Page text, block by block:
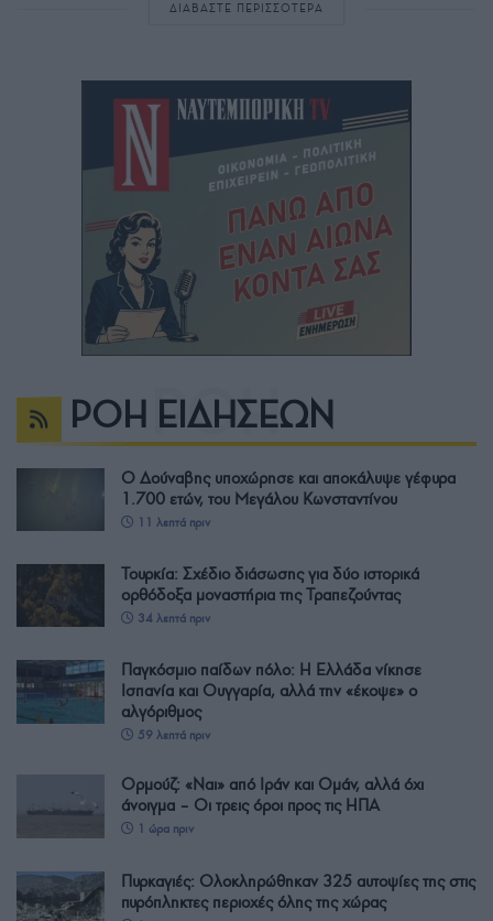
ΔΙΑΒΑΣΤΕ ΠΕΡΙΣΣΟΤΕΡΑ
ΡΟΗ ΕΙΔΗΣΕΩΝ
Ο Δούναβης υποχώρησε και αποκάλυψε γέφυρα
1.700 ετών, του Μεγάλου Κωνσταντίνου
11 λεπτά πριν
Τουρκία: Σχέδιο διάσωσης για δύο ιστορικά
ορθόδοξα μοναστήρια της Τραπεζούντας
34 λεπτά πριν
Παγκόσμιο παίδων πόλο: Η Ελλάδα νίκησε
Ισπανία και Ουγγαρία, αλλά την «έκοψε» ο
αλγόριθμος
59 λεπτά πριν
Ορμούζ: «Ναι» από Ιράν και Ομάν, αλλά όχι
άνοιγμα – Οι τρεις όροι προς τις ΗΠΑ
1 ώρα πριν
Πυρκαγιές: Ολοκληρώθηκαν 325 αυτοψίες της στις
πυρόπληκτες περιοχές όλης της χώρας